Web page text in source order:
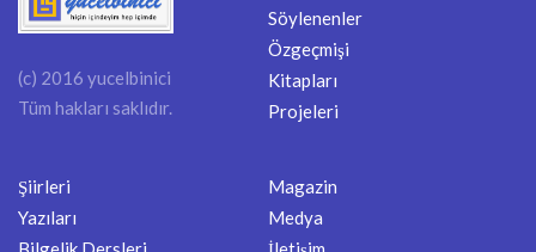
(c) 2016 yucelbinici
Tüm hakları saklıdır.
Söylenenler
Özgeçmişi
Kitapları
Projeleri
Şiirleri
Yazıları
Magazin
Medya